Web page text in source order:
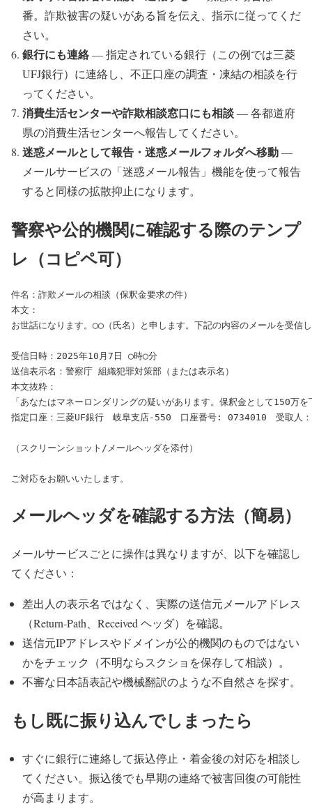
番。詐欺被害の疑いがある旨を伝え、指示に従ってくだ
さい。
銀行にも連絡— 指定されている銀行（この例では三菱
UFJ銀行）に連絡し、不正口座の調査・凍結の相談を行
ってください。
消費生活センターや詐欺相談窓口にも相談— 各都道府
県の消費生活センターへ報告してください。
迷惑メールとして報告・迷惑メールフォルダへ移動—
メールサービスの「迷惑メール報告」機能を使って報告
すると同様の拡散抑止になります。
警察や公的機関に確認する際のテンプ
レ（コピペ可）
件名：詐欺メールの相談（保釈金要求の件）
本文：
お世話になります。◯◯（氏名）と申します。下記の内容のメールを受信
受信日時：2025年10月7日 ◯時◯分
送信表示名：警察庁 組織犯罪対策部（または表示名）
本文抜粋：
「あなたはマネーロンダリングの疑いがあります。保釈金として150万
指定口座：三菱UF銀行　岐阜支店-550　口座番号: 0734010　受取人
（スクリーンショット/メールヘッダを添付）
メールヘッダを確認する方法（簡易）
メールサービスごとに操作は異なりますが、以下を確認し
てください：
差出人の表示名ではなく、実際の送信元メールアドレス
（Return-Path、Received ヘッダ）を確認。
送信元IPアドレスやドメインが公的機関のものではない
かをチェック（不明ならスクショを保存して相談）。
不審な日本語表記や機械翻訳のような不自然さを探す。
もし既に振り込んでしまったら
すぐに銀行に連絡して振込停止・着金後の対応を相談し
てください。振込後でも早期の連絡で被害回復の可能性
が高まります。